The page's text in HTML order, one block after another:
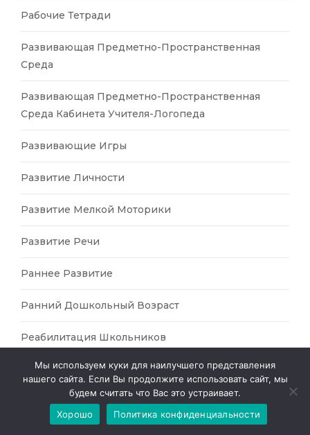
Рабочие Тетради
Развивающая Предметно-Пространственная
Среда
Развивающая Предметно-Пространственная
Среда Кабинета Учителя-Логопеда
Развивающие Игры
Развитие Личности
Развитие Мелкой Моторики
Развитие Речи
Раннее Развитие
Ранний Дошкольный Возраст
Реабилитация Школьников
Речевое Развитие
Рисование
Мы используем куки для наилучшего представления
нашего сайта. Если Вы продолжите использовать сайт, мы
будем считать что Вас это устраивает.
Хорошо
Политика конфиденциальности